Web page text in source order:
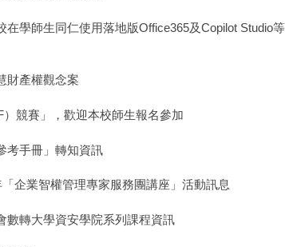
學師生同仁使用落地版Office365及Copilot Studio
財產權觀念案
競賽」，歡迎本校師生報名參加
考手冊」轉知資訊
企業智權管理專家服務團講座」活動訊息
數轉大學資安學院系列課程資訊